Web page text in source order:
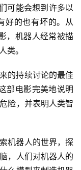
可能会想到许多以
好的也有坏的。从
，机器人经常被描
类。
的持续讨论的最佳
部电影完美地说明
险，并表明人类智
机器人的世界，探
，人们对机器人的